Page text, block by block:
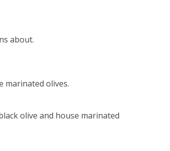
about.
marinated olives.
olive and house marinated